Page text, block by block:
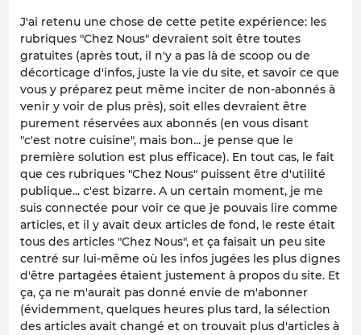
J'ai retenu une chose de cette petite expérience: les
rubriques "Chez Nous" devraient soit être toutes
gratuites (après tout, il n'y a pas là de scoop ou de
décorticage d'infos, juste la vie du site, et savoir ce que
vous y préparez peut même inciter de non-abonnés à
venir y voir de plus près), soit elles devraient être
purement réservées aux abonnés (en vous disant
"c'est notre cuisine", mais bon... je pense que le
première solution est plus efficace). En tout cas, le fait
que ces rubriques "Chez Nous" puissent être d'utilité
publique... c'est bizarre. A un certain moment, je me
suis connectée pour voir ce que je pouvais lire comme
articles, et il y avait deux articles de fond, le reste était
tous des articles "Chez Nous", et ça faisait un peu site
centré sur lui-même où les infos jugées les plus dignes
d'être partagées étaient justement à propos du site. Et
ça, ça ne m'aurait pas donné envie de m'abonner
(évidemment, quelques heures plus tard, la sélection
des articles avait changé et on trouvait plus d'articles à